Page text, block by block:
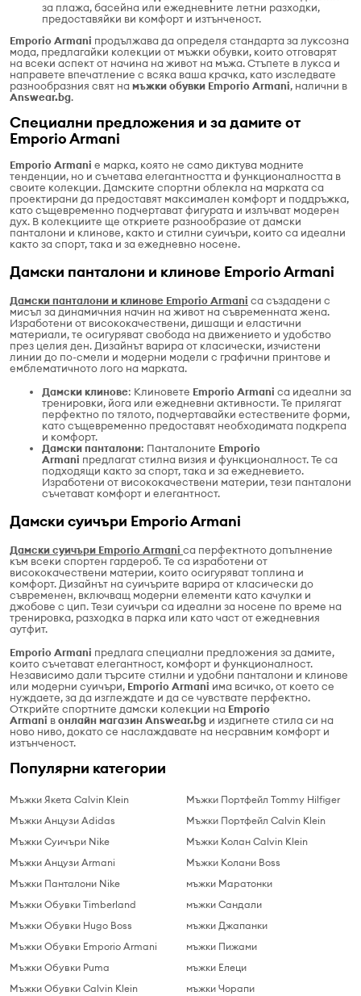
за плажа, басейна или ежедневните летни разходки,
предоставяйки ви комфорт и изтънченост.
Emporio Armani продължава да определя стандарта за луксозна
мода, предлагайки колекции от мъжки обувки, които отговарят
на всеки аспект от начина на живот на мъжа. Стъпете в лукса и
направете впечатление с всяка ваша крачка, като изследвате
разнообразния свят намъжки обувки Emporio Armani, налични в
Аnswear.bg.
Специални предложения и за дамите от
Emporio Armani
Emporio Armani е марка, която не само диктува модните
тенденции, но и съчетава елегантността и функционалността в
своите колекции. Дамските спортни облекла на марката са
проектирани да предоставят максимален комфорт и поддръжка,
като същевременно подчертават фигурата и излъчват модерен
дух. В колекциите ще откриете разнообразие от дамски
панталони и клинове, както и стилни суичъри, които са идеални
както за спорт, така и за ежедневно носене.
Дамски панталони и клинове Emporio Armani
Дамски панталони и клинове Emporio Armani са създадени с
мисъл за динамичния начин на живот на съвременната жена.
Изработени от висококачествени, дишащи и еластични
материали, те осигуряват свобода на движението и удобство
през целия ден. Дизайнът варира от класически, изчистени
линии до по-смели и модерни модели с графични принтове и
емблематичното лого на марката.
Дамски клинове: Клиновете Emporio Armani са идеални за
тренировки, йога или ежедневни активности. Те прилягат
перфектно по тялото, подчертавайки естествените форми,
като същевременно предоставят необходимата подкрепа
и комфорт.
Дамски панталони: Панталоните Emporio
Armani предлагат стилна визия и функционалност. Те са
подходящи както за спорт, така и за ежедневието.
Изработени от висококачествени материи, тези панталони
съчетават комфорт и елегантност.
Дамски суичъри Emporio Armani
Дамски суичъри Emporio Armani са перфектното допълнение
към всеки спортен гардероб. Те са изработени от
висококачествени материи, които осигуряват топлина и
комфорт. Дизайнът на суичърите варира от класически до
съвременен, включващ модерни елементи като качулки и
джобове с цип. Тези суичъри са идеални за носене по време на
тренировка, разходка в парка или като част от ежедневния
аутфит.
Emporio Armani предлага специални предложения за дамите,
които съчетават елегантност, комфорт и функционалност.
Независимо дали търсите стилни и удобни панталони и клинове
или модерни суичъри, Emporio Armani има всичко, от което се
нуждаете, за да изглеждате и да се чувствате перфектно.
Открийте спортните дамски колекции на Emporio
Armani вонлайн магазин Answear.bg и издигнете стила си на
ново ниво, докато се наслаждавате на несравним комфорт и
изтънченост.
Популярни категории
Мъжки Якета Calvin Klein
Мъжки Анцузи Adidas
Мъжки Суичъри Nike
Мъжки Анцузи Armani
Мъжки Панталони Nike
Мъжки Обувки Timberland
Мъжки Обувки Hugo Boss
Мъжки Обувки Emporio Armani
Мъжки Обувки Puma
Мъжки Обувки Calvin Klein
Мъжки Портфейл Tommy Hilfiger
Мъжки Портфейл Calvin Klein
Мъжки Колан Calvin Klein
Мъжки Колани Boss
мъжки Маратонки
мъжки Сандали
мъжки Джапанки
мъжки Пижами
мъжки Елеци
мъжки Чорапи